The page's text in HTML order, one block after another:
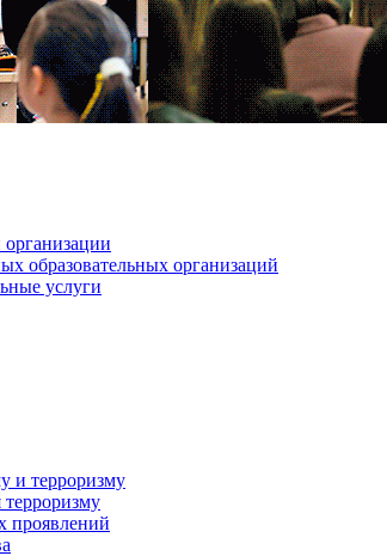
организации
образовательных организаций
услуги
и терроризму
проявлений